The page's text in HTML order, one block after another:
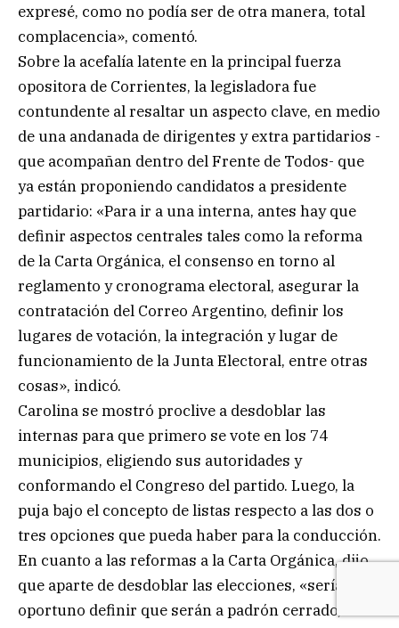
expresé, como no podía ser de otra manera, total
complacencia», comentó.
Sobre la acefalía latente en la principal fuerza
opositora de Corrientes, la legisladora fue
contundente al resaltar un aspecto clave, en medio
de una andanada de dirigentes y extra partidarios -
que acompañan dentro del Frente de Todos- que
ya están proponiendo candidatos a presidente
partidario: «Para ir a una interna, antes hay que
definir aspectos centrales tales como la reforma
de la Carta Orgánica, el consenso en torno al
reglamento y cronograma electoral, asegurar la
contratación del Correo Argentino, definir los
lugares de votación, la integración y lugar de
funcionamiento de la Junta Electoral, entre otras
cosas», indicó.
Carolina se mostró proclive a desdoblar las
internas para que primero se vote en los 74
municipios, eligiendo sus autoridades y
conformando el Congreso del partido. Luego, la
puja bajo el concepto de listas respecto a las dos o
tres opciones que pueda haber para la conducción.
En cuanto a las reformas a la Carta Orgánica, dijo
que aparte de desdoblar las elecciones, «sería
oportuno definir que serán a padrón cerrado,